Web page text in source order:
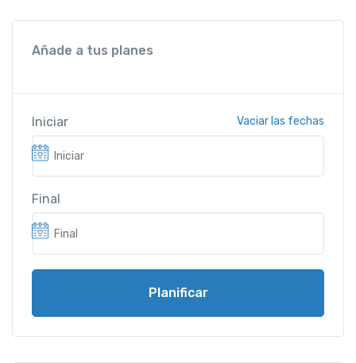
Añade a tus planes
Iniciar
Final
Vaciar las fechas
Planificar